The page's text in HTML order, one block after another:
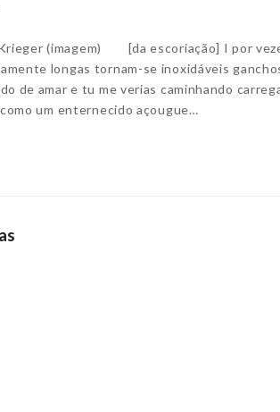
(imagem) [da escoriação] I por
longas tornam-se inoxidáveis
de amar e tu me verias caminhando
um enternecido açougue…